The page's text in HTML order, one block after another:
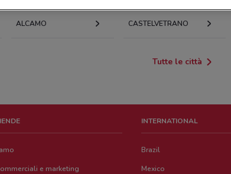
ALCAMO CASTELVETRANO
Tutte le città
e marketing
INTERNATIONAL
Brazil
Mexico